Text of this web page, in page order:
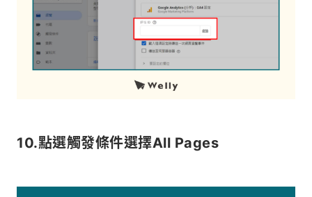
10.點選觸發條件選擇All Pages